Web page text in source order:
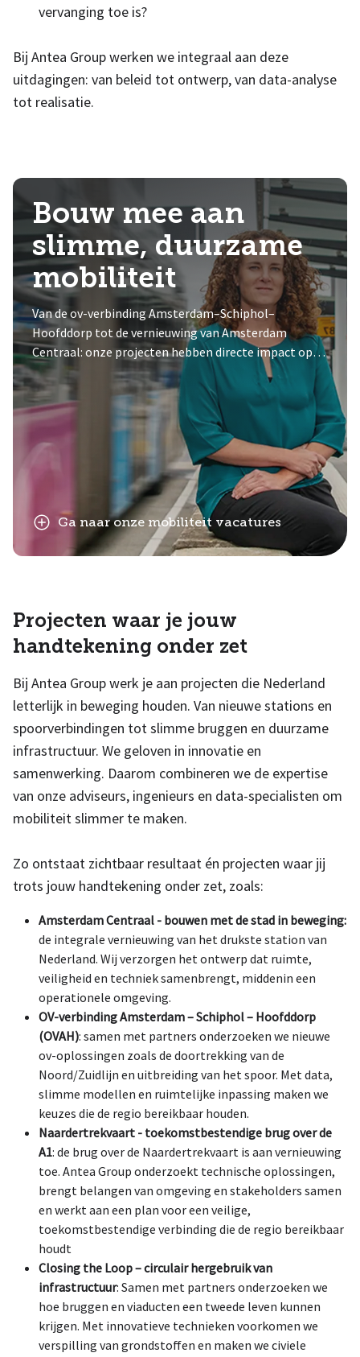
vervanging toe is?
Bij Antea Group werken we integraal aan deze
uitdagingen: van beleid tot ontwerp, van data-analyse
tot realisatie.
Bouw mee aan
slimme, duurzame
mobiliteit
Van de ov-verbinding Amsterdam–Schiphol–
Hoofddorp tot de vernieuwing van Amsterdam
Centraal: onze projecten hebben directe impact op
hoe Nederland reist.
Ga naar onze mobiliteit vacatures
Projecten waar je jouw
handtekening onder zet
Bij Antea Group werk je aan projecten die Nederland
letterlijk in beweging houden. Van nieuwe stations en
spoorverbindingen tot slimme bruggen en duurzame
infrastructuur. We geloven in innovatie en
samenwerking. Daarom combineren we de expertise
van onze adviseurs, ingenieurs en data-specialisten om
mobiliteit slimmer te maken.
Zo ontstaat zichtbaar resultaat én projecten waar jij
trots jouw handtekening onder zet, zoals:
Amsterdam Centraal - bouwen met de stad in beweging:
de integrale vernieuwing van het drukste station van
Nederland. Wij verzorgen het ontwerp dat ruimte,
veiligheid en techniek samenbrengt, middenin een
operationele omgeving.
OV-verbinding Amsterdam – Schiphol – Hoofddorp
(OVAH): samen met partners onderzoeken we nieuwe
ov-oplossingen zoals de doortrekking van de
Noord/Zuidlijn en uitbreiding van het spoor. Met data,
slimme modellen en ruimtelijke inpassing maken we
keuzes die de regio bereikbaar houden.
Naardertrekvaart - toekomstbestendige brug over de
A1: de brug over de Naardertrekvaart is aan vernieuwing
toe. Antea Group onderzoekt technische oplossingen,
brengt belangen van omgeving en stakeholders samen
en werkt aan een plan voor een veilige,
toekomstbestendige verbinding die de regio bereikbaar
houdt
Closing the Loop – circulair hergebruik van
infrastructuur: Samen met partners onderzoeken we
hoe bruggen en viaducten een tweede leven kunnen
krijgen. Met innovatieve technieken voorkomen we
verspilling van grondstoffen en maken we civiele